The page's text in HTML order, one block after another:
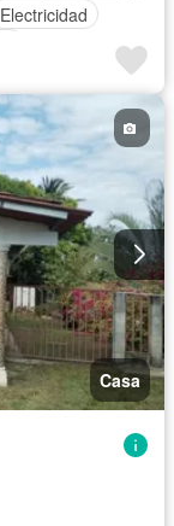
Electricidad
Casa